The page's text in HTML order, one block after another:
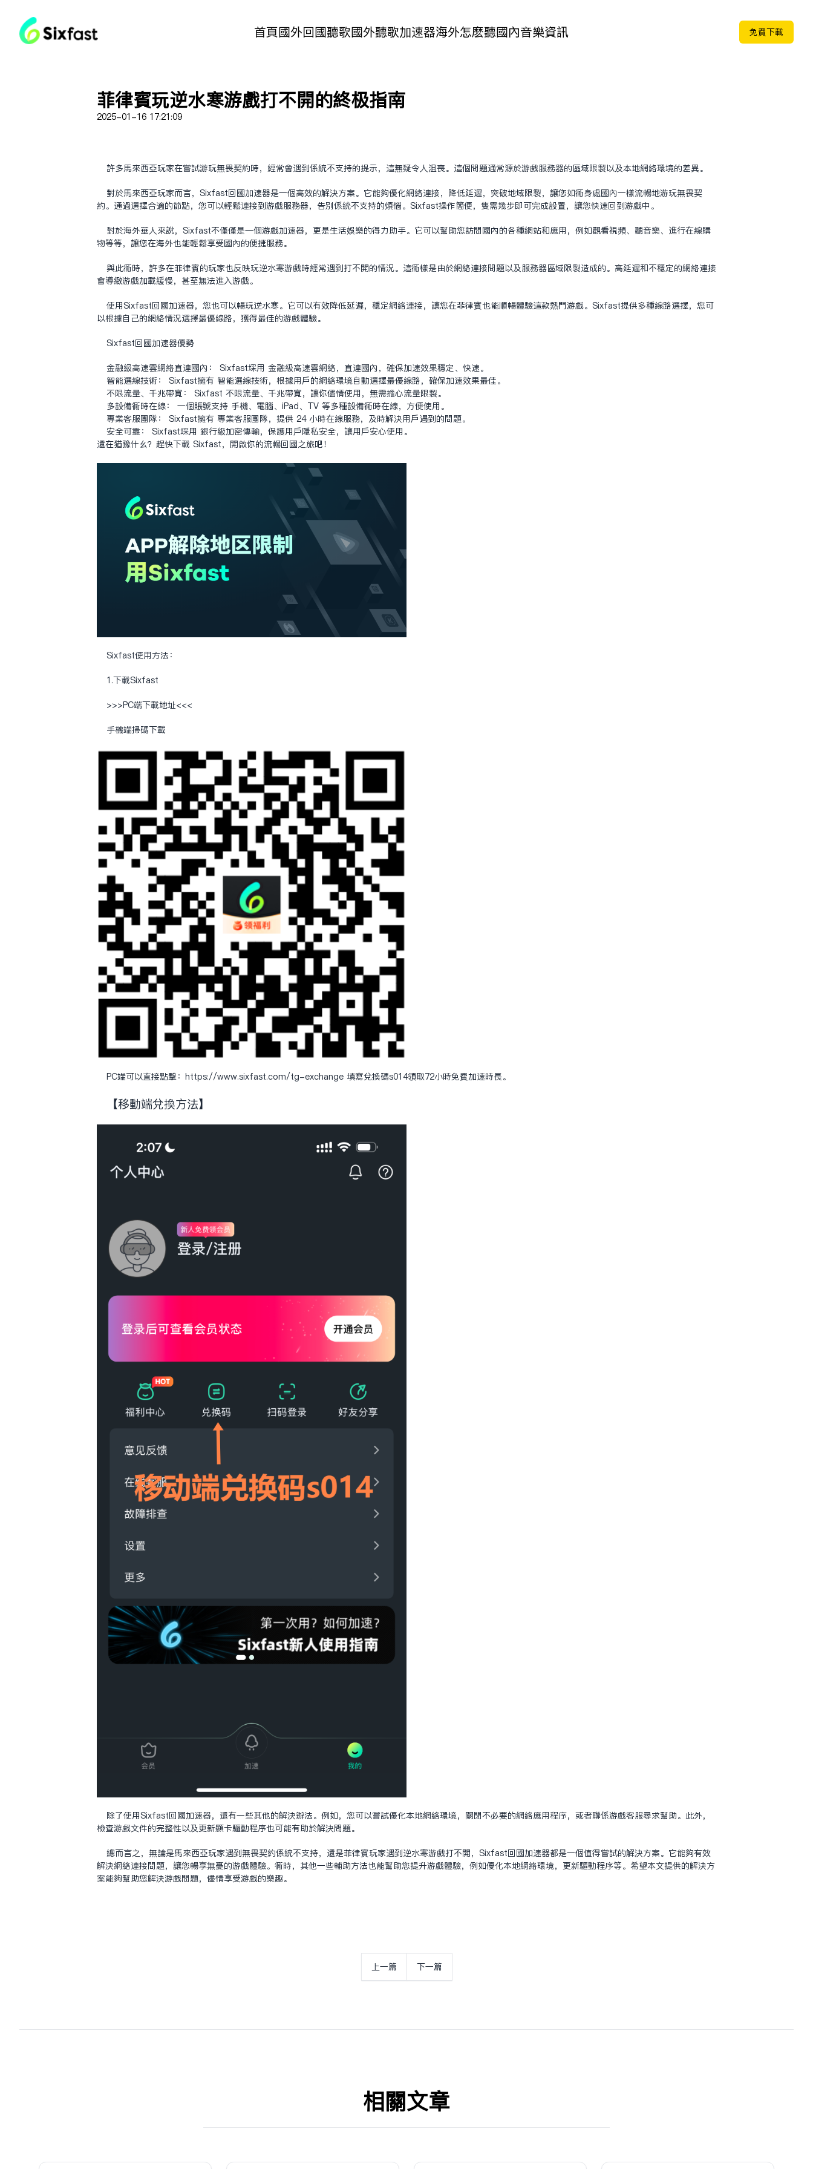
首頁國外回國聽歌國外聽歌加速器海外怎麽聽國內音樂資訊 免费下载
菲律宾玩逆水寒游戏打不开的终极指南
2025-01-16 17:21:09
许多马来西亚玩家在尝试游玩无畏契约时，经常会遇到系统不支持的提示，这无疑令人沮丧。这个问题通常源于游戏服务器的区域限制以及本地网络环境的差异。
对于马来西亚玩家而言，Sixfast回国加速器是一个高效的解决方案。它能够优化网络连接，降低延迟，突破地域限制，让您如同身处国内一样流畅地游玩无畏契
约。通过选择合适的节点，您可以轻松连接到游戏服务器，告别系统不支持的烦恼。Sixfast操作简便，只需几步即可完成设置，让您快速回到游戏中。
对于海外华人来说，Sixfast不仅仅是一个游戏加速器，更是生活娱乐的得力助手。它可以帮助您访问国内的各种网站和应用，例如观看视频、听音乐、进行在线购
物等等，让您在海外也能轻松享受国内的便捷服务。
与此同时，许多在菲律宾的玩家也反映玩逆水寒游戏时经常遇到打不开的情况。这同样是由于网络连接问题以及服务器区域限制造成的。高延迟和不稳定的网络连接
会导致游戏加载缓慢，甚至无法进入游戏。
使用Sixfast回国加速器，您也可以畅玩逆水寒。它可以有效降低延迟，稳定网络连接，让您在菲律宾也能顺畅体验这款热门游戏。Sixfast提供多种线路选择，您可
以根据自己的网络情况选择最优线路，获得最佳的游戏体验。
Sixfast回国加速器优势
金融级高速云网络直连国内： Sixfast采用 金融级高速云网络，直连国内，确保加速效果稳定、快速。
智能选线技术： Sixfast拥有 智能选线技术，根据用户的网络环境自动选择最优线路，确保加速效果最佳。
不限流量、千兆带宽： Sixfast 不限流量、千兆带宽，让你尽情使用，无需担心流量限制。
多设备同时在线： 一个账号支持 手机、电脑、iPad、TV 等多种设备同时在线，方便使用。
专业客服团队： Sixfast拥有 专业客服团队，提供 24 小时在线服务，及时解决用户遇到的问题。
安全可靠： Sixfast采用 银行级加密传输，保护用户隐私安全，让用户安心使用。
还在犹豫什么？赶快下载 Sixfast，开启你的流畅回国之旅吧！
Sixfast使用方法：
1.下载Sixfast
>>>PC端下载地址<<<
手机端扫码下载
PC端可以直接点击： https://www.sixfast.com/tg-exchange 填写兑换码s014领取72小时免费加速时长。
【移动端兑换方法】
除了使用Sixfast回国加速器，还有一些其他的解决办法。例如，您可以尝试优化本地网络环境，关闭不必要的网络应用程序，或者联系游戏客服寻求帮助。此外，
检查游戏文件的完整性以及更新显卡驱动程序也可能有助于解决问题。
总而言之，无论是马来西亚玩家遇到无畏契约系统不支持，还是菲律宾玩家遇到逆水寒游戏打不开，Sixfast回国加速器都是一个值得尝试的解决方案。它能够有效
解决网络连接问题，让您畅享无忧的游戏体验。同时，其他一些辅助方法也能帮助您提升游戏体验，例如优化本地网络环境，更新驱动程序等。希望本文提供的解决方
案能够帮助您解决游戏问题，尽情享受游戏的乐趣。
上一篇 下一篇
相关文章